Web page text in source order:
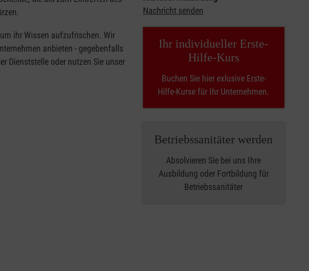
ihr Wissen aufzufrischen. Wir
anbieten - gegebenfalls
Dienststelle oder nutzen Sie unser
Nachricht senden
Ihr individueller Erste-
Hilfe-Kurs
Buchen Sie hier exlusive Erste-
Hilfe-Kurse für Ihr Unternehmen.
Betriebssanitäter werden
Absolvieren Sie bei uns Ihre
Ausbildung oder Fortbildung für
Betriebssanitäter